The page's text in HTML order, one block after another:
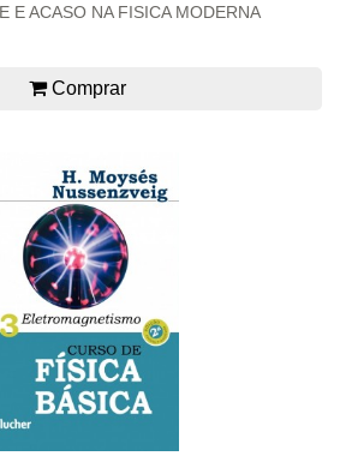
E ACASO NA FISICA MODERNA
Comprar